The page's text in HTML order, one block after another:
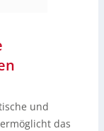
und
das